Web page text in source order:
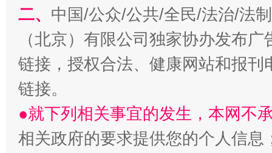
揭开“小金库”的免责幌子
二、 中国/公众/公共/全民/法治/法
（北京）有限公司独家协办发布
链接，授权合法、健康网站和报
链接。
●就下列相关事宜的发生，本网不
相关政府的要求提供您的个人信息